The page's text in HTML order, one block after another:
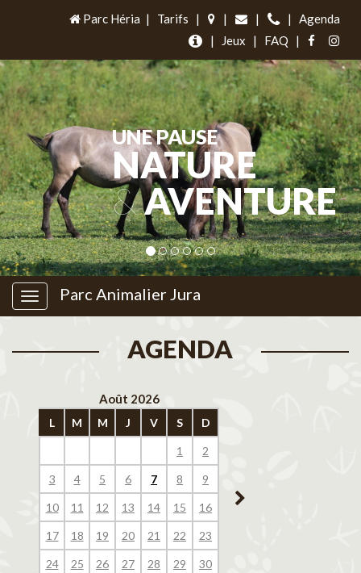
Parc Héria | Tarifs | | | |
Agenda
|
Jeux | FAQ |
UNE PAUSE
NATURE
&AVENTURE
Parc Animalier Jura
AGENDA
Août 2026
L M M J V S D
1 2
3 4 5 6 7 8 9
10 11 12 13 14 15 16
17 18 19 20 21 22 23
24 25 26 27 28 29 30
14